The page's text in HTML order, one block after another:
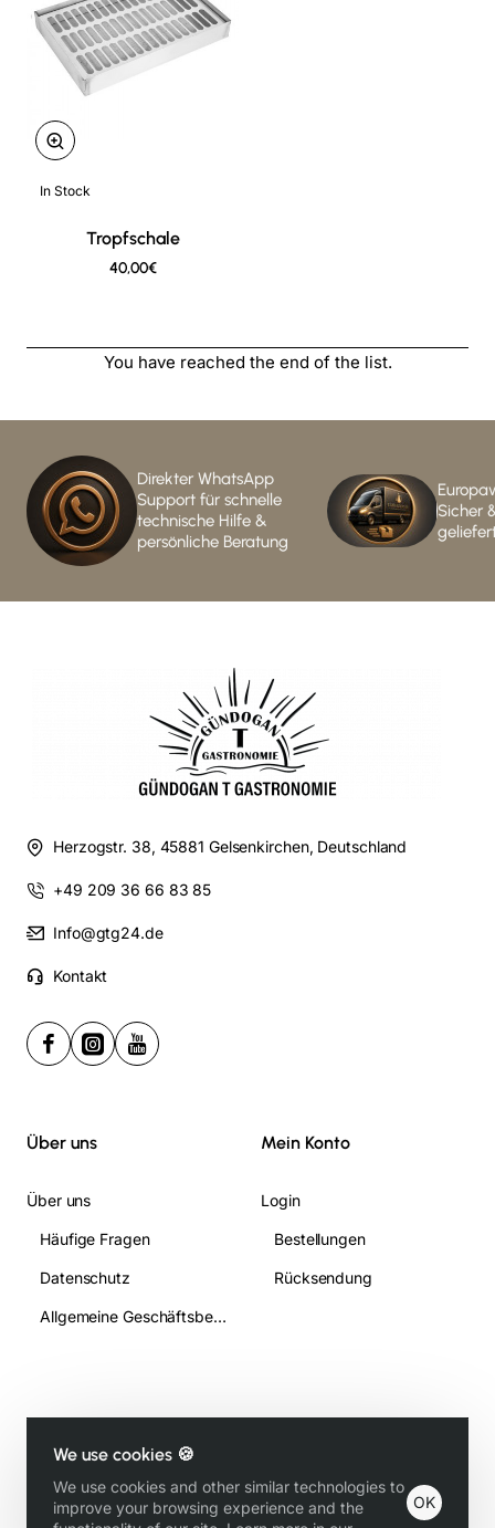
We use cookies 🍪
We use cookies and other similar technologies to
improve your browsing experience and the
OK
In Stock
Tropfschale
40,00€
You have reached the end of the list.
Direkter WhatsApp
Support für schnelle
technische Hilfe &
persönliche Beratung
Sicher
Herzogstr. 38, 45881 Gelsenkirchen, Deutschland
+49 209 36 66 83 85
Info@gtg24.de
Kontakt
Über uns
Über uns
Häufige Fragen
Datenschutz
Allgemeine Geschäftsbedingungen
Mein Konto
Login
Bestellungen
Rücksendung
Copyright © 2018, Gündogan T Gastronomie All Rights Reserved